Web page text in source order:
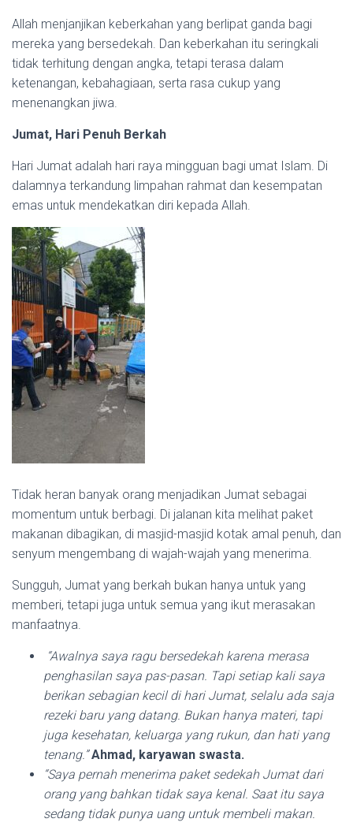
Allah menjanjikan keberkahan yang berlipat ganda bagi
mereka yang bersedekah. Dan keberkahan itu seringkali
tidak terhitung dengan angka, tetapi terasa dalam
ketenangan, kebahagiaan, serta rasa cukup yang
menenangkan jiwa.
Jumat, Hari Penuh Berkah
Hari Jumat adalah hari raya mingguan bagi umat Islam. Di
dalamnya terkandung limpahan rahmat dan kesempatan
emas untuk mendekatkan diri kepada Allah.
Tidak heran banyak orang menjadikan Jumat sebagai
momentum untuk berbagi. Di jalanan kita melihat paket
makanan dibagikan, di masjid-masjid kotak amal penuh, dan
senyum mengembang di wajah-wajah yang menerima.
Sungguh, Jumat yang berkah bukan hanya untuk yang
memberi, tetapi juga untuk semua yang ikut merasakan
manfaatnya.
“Awalnya saya ragu bersedekah karena merasa
penghasilan saya pas-pasan. Tapi setiap kali saya
berikan sebagian kecil di hari Jumat, selalu ada saja
rezeki baru yang datang. Bukan hanya materi, tapi
juga kesehatan, keluarga yang rukun, dan hati yang
tenang.” Ahmad, karyawan swasta.
“Saya pernah menerima paket sedekah Jumat dari
orang yang bahkan tidak saya kenal. Saat itu saya
sedang tidak punya uang untuk membeli makan.